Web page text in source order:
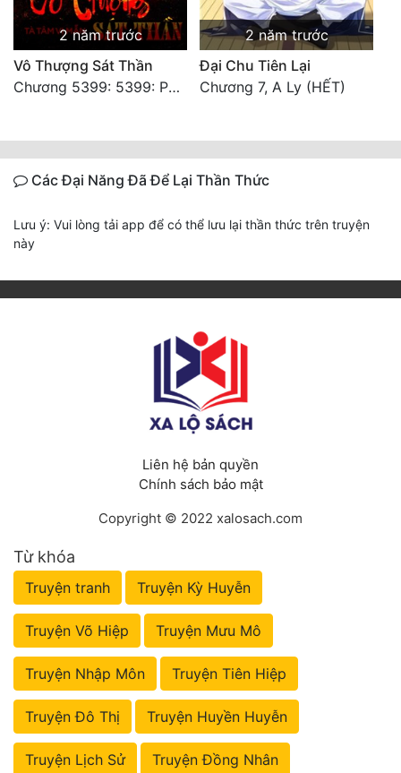
2 năm trước
Vô Thượng Sát Thần
Chương 5399: 5399: Phá giải
2 năm trước
Đại Chu Tiên Lại
Chương 7, A Ly (HẾT)
Các Đại Năng Đã Để Lại Thần Thức
Lưu ý: Vui lòng tải app để có thể lưu lại thần thức trên truyện
này
Liên hệ bản quyền
Chính sách bảo mật
Copyright © 2022 xalosach.com
Từ khóa
Truyện tranh Truyện Kỳ Huyễn
Truyện Võ Hiệp Truyện Mưu Mô
Truyện Nhập Môn Truyện Tiên Hiệp
Truyện Đô Thị Truyện Huyền Huyễn
Truyện Lịch Sử Truyện Đồng Nhân